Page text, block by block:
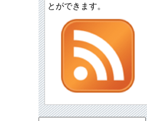
とができます。